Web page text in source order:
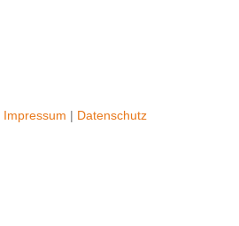
Impressum | Datenschutz